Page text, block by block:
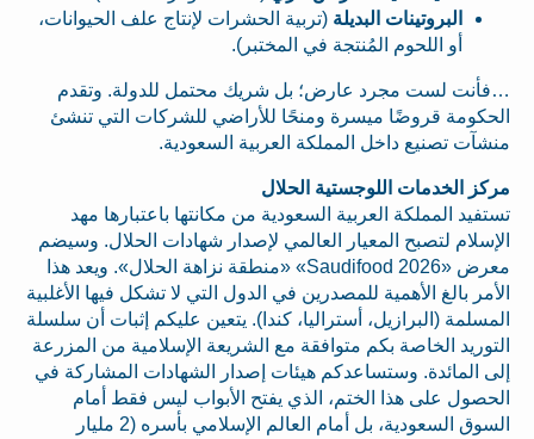
البروتينات البديلة (تربية الحشرات لإنتاج علف الحيوانات،
أو اللحوم المُنتجة في المختبر).
…فأنت لست مجرد عارض؛ بل شريك محتمل للدولة. وتقدم
الحكومة قروضًا ميسرة ومنحًا للأراضي للشركات التي تنشئ
منشآت تصنيع داخل المملكة العربية السعودية.
مركز الخدمات اللوجستية الحلال
تستفيد المملكة العربية السعودية من مكانتها باعتبارها مهد
الإسلام لتصبح المعيار العالمي لإصدار شهادات الحلال. وسيضم
معرض «Saudifood 2026» «منطقة نزاهة الحلال». ويعد هذا
الأمر بالغ الأهمية للمصدرين في الدول التي لا تشكل فيها الأغلبية
المسلمة (البرازيل، أستراليا، كندا). يتعين عليكم إثبات أن سلسلة
التوريد الخاصة بكم متوافقة مع الشريعة الإسلامية من المزرعة
إلى المائدة. وستساعدكم هيئات إصدار الشهادات المشاركة في
الحصول على هذا الختم، الذي يفتح الأبواب ليس فقط أمام
السوق السعودية، بل أمام العالم الإسلامي بأسره (2 مليار